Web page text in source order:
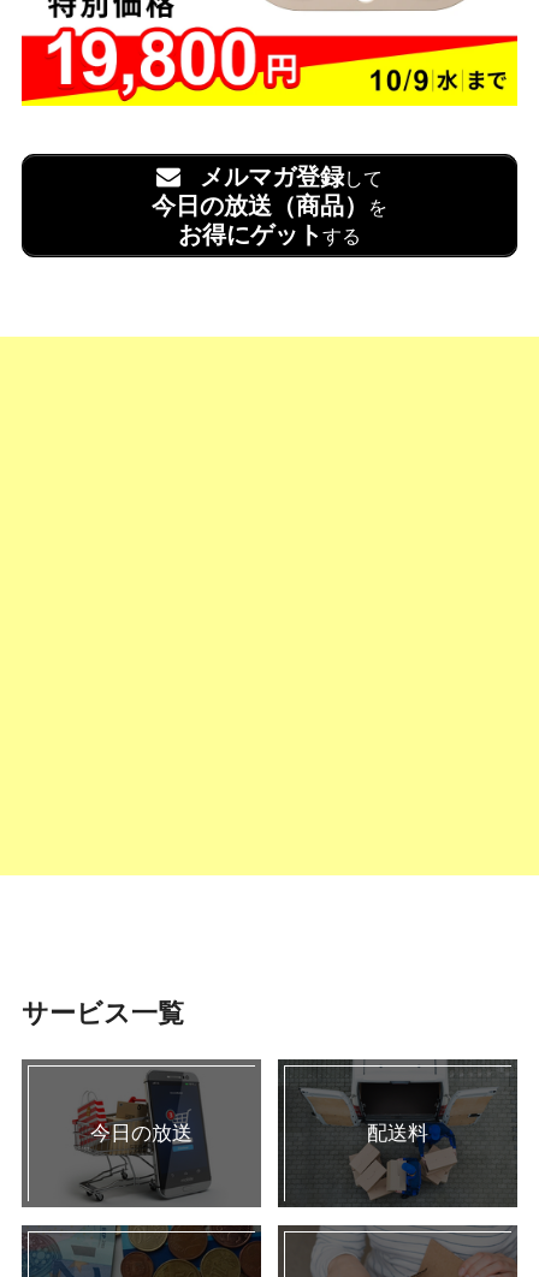
メルマガ登録して
今日の放送（商品） を
お得にゲットする
サービス一覧
今日の放送 配送料